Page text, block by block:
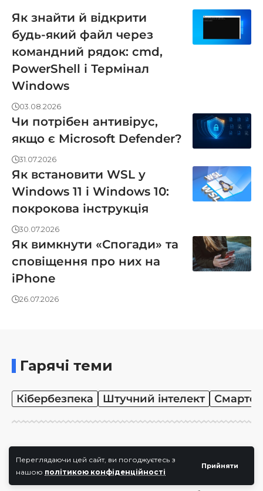
Переглядаючи цей сайт, ви погоджуєтесь з
нашою політикою конфіденційності
Прийняти
Як знайти й відкрити
будь-який файл через
командний рядок: cmd,
PowerShell і Термінал
Windows
03.08.2026
Чи потрібен антивірус,
якщо є Microsoft Defender?
31.07.2026
Як встановити WSL у
Windows 11 і Windows 10:
покрокова інструкція
30.07.2026
Як вимкнути «Спогади» та
сповіщення про них на
iPhone
26.07.2026
Гарячі теми
Кібербезпека Штучний інтелект
Приєднуйтесь
Ласкаво просимо до CyberCalm – вашого